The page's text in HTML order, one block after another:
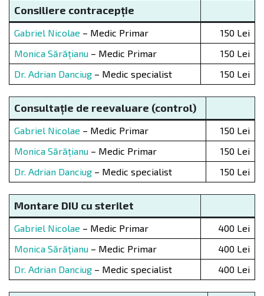
Consiliere contracepție
Gabriel Nicolae – Medic Primar
150 Lei
Monica Sărățianu – Medic Primar
150 Lei
Dr. Adrian Danciug – Medic specialist 150 Lei
Consultație de reevaluare (control)
Gabriel Nicolae – Medic Primar
150 Lei
Monica Sărățianu – Medic Primar
150 Lei
Dr. Adrian Danciug – Medic specialist 150 Lei
Montare DIU cu sterilet
Gabriel Nicolae – Medic Primar
400 Lei
Monica Sărățianu – Medic Primar
400 Lei
Dr. Adrian Danciug – Medic specialist 400 Lei